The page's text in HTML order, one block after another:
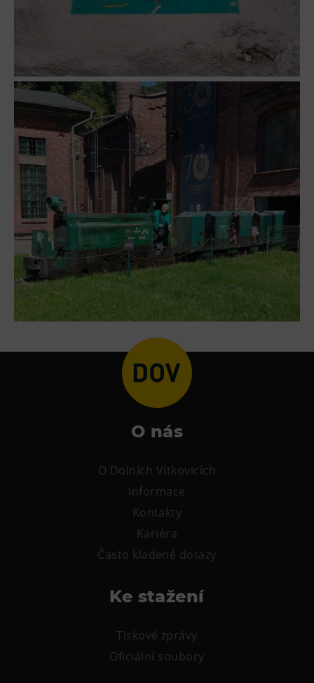
O nás
O Dolních Vítkovicích
Informace
Kontakty
Kariéra
Často kladené dotazy
Ke stažení
Tiskové zprávy
Oficiální soubory